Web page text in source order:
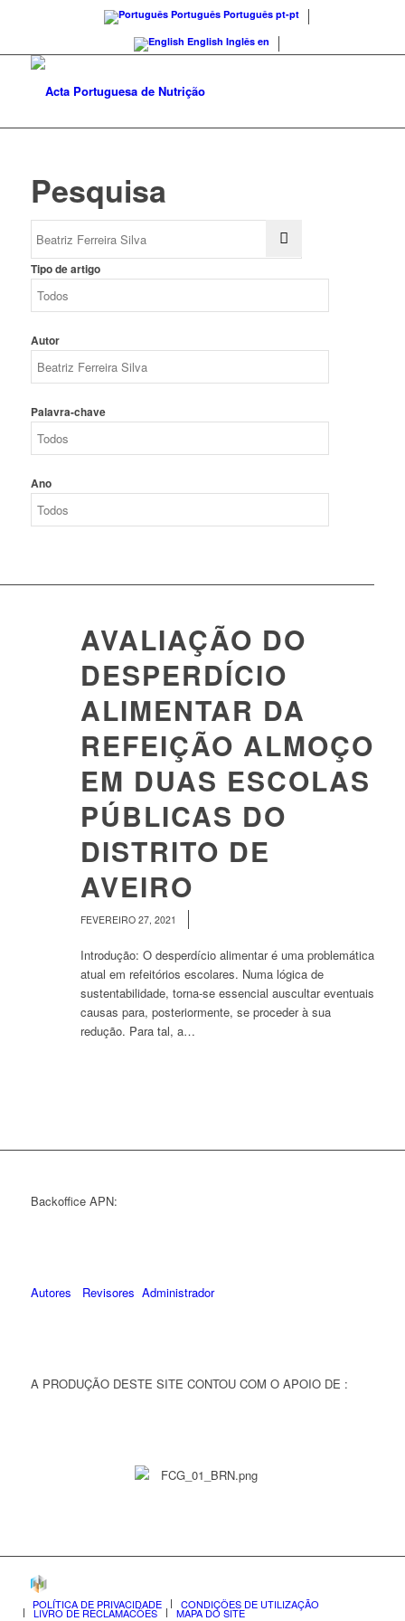
Português Português pt-pt
English Inglês en
Pesquisa
Tipo de artigo
Autor
Palavra-chave
Ano
AVALIAÇÃO DO
DESPERDÍCIO
ALIMENTAR DA
REFEIÇÃO ALMOÇO
EM DUAS ESCOLAS
PÚBLICAS DO
DISTRITO DE
AVEIRO
FEVEREIRO 27, 2021
Introdução: O desperdício alimentar é uma problemática
atual em refeitórios escolares. Numa lógica de
sustentabilidade, torna-se essencial auscultar eventuais
causas para, posteriormente, se proceder à sua
redução. Para tal, a…
Backoffice APN:
Autores Revisores Administrador
A PRODUÇÃO DESTE SITE CONTOU COM O APOIO DE :
POLÍTICA DE PRIVACIDADE CONDIÇÕES DE UTILIZAÇÃO
LIVRO DE RECLAMAÇÕES MAPA DO SITE